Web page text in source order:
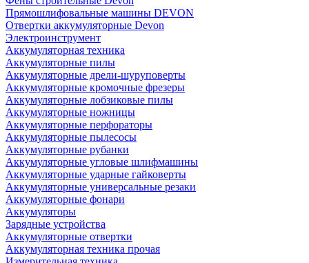
Прямошлифовальные машины DEVON
Отвертки аккумуляторные Devon
Электроинструмент
Аккумуляторная техника
Аккумуляторные пилы
Аккумуляторные дрели-шуруповерты
Аккумуляторные кромочные фрезеры
Аккумуляторные лобзиковые пилы
Аккумуляторные ножницы
Аккумуляторные перфораторы
Аккумуляторные пылесосы
Аккумуляторные рубанки
Аккумуляторные угловые шлифмашины
Аккумуляторные ударные гайковерты
Аккумуляторные универсальные резаки
Аккумуляторные фонари
Аккумуляторы
Зарядные устройства
Аккумуляторные отвертки
Аккумуляторная техника прочая